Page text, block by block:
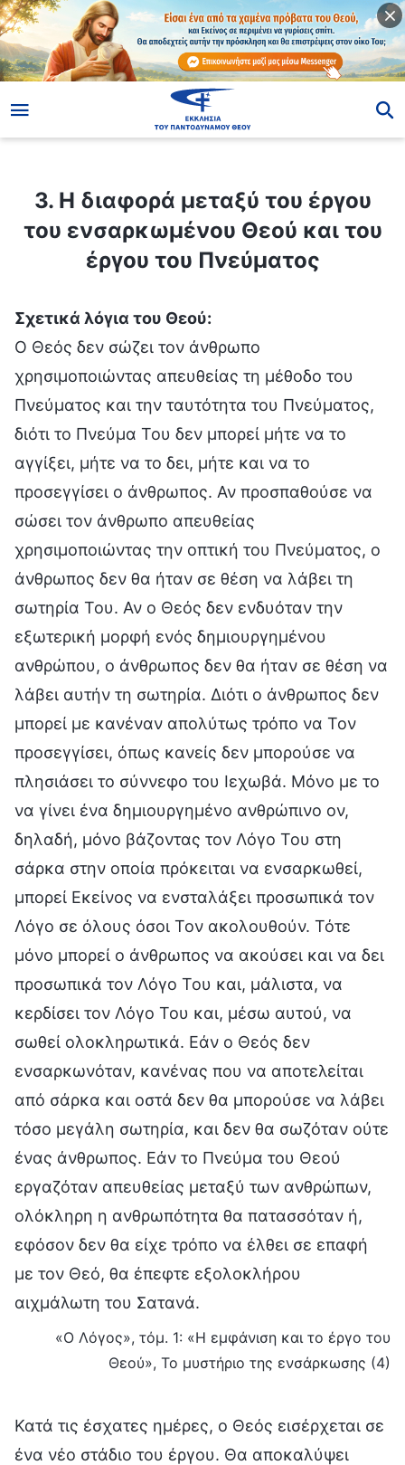
3. Η διαφορά μεταξύ του έργου
του ενσαρκωμένου Θεού και του
έργου του Πνεύματος
Σχετικά λόγια του Θεού:
Ο Θεός δεν σώζει τον άνθρωπο
χρησιμοποιώντας απευθείας τη μέθοδο του
Πνεύματος και την ταυτότητα του Πνεύματος,
διότι το Πνεύμα Του δεν μπορεί μήτε να το
αγγίξει, μήτε να το δει, μήτε και να το
προσεγγίσει ο άνθρωπος. Αν προσπαθούσε να
σώσει τον άνθρωπο απευθείας
χρησιμοποιώντας την οπτική του Πνεύματος, ο
άνθρωπος δεν θα ήταν σε θέση να λάβει τη
σωτηρία Του. Αν ο Θεός δεν ενδυόταν την
εξωτερική μορφή ενός δημιουργημένου
ανθρώπου, ο άνθρωπος δεν θα ήταν σε θέση να
λάβει αυτήν τη σωτηρία. Διότι ο άνθρωπος δεν
μπορεί με κανέναν απολύτως τρόπο να Τον
προσεγγίσει, όπως κανείς δεν μπορούσε να
πλησιάσει το σύννεφο του Ιεχωβά. Μόνο με το
να γίνει ένα δημιουργημένο ανθρώπινο ον,
δηλαδή, μόνο βάζοντας τον Λόγο Του στη
σάρκα στην οποία πρόκειται να ενσαρκωθεί,
μπορεί Εκείνος να ενσταλάξει προσωπικά τον
Λόγο σε όλους όσοι Τον ακολουθούν. Τότε
μόνο μπορεί ο άνθρωπος να ακούσει και να δει
προσωπικά τον Λόγο Του και, μάλιστα, να
κερδίσει τον Λόγο Του και, μέσω αυτού, να
σωθεί ολοκληρωτικά. Εάν ο Θεός δεν
ενσαρκωνόταν, κανένας που να αποτελείται
από σάρκα και οστά δεν θα μπορούσε να λάβει
τόσο μεγάλη σωτηρία, και δεν θα σωζόταν ούτε
ένας άνθρωπος. Εάν το Πνεύμα του Θεού
εργαζόταν απευθείας μεταξύ των ανθρώπων,
ολόκληρη η ανθρωπότητα θα πατασσόταν ή,
εφόσον δεν θα είχε τρόπο να έλθει σε επαφή
με τον Θεό, θα έπεφτε εξολοκλήρου
αιχμάλωτη του Σατανά.
«Ο Λόγος», τόμ. 1: «Η εμφάνιση και το έργο του
Θεού», Το μυστήριο της ενσάρκωσης (4)
Κατά τις έσχατες ημέρες, ο Θεός εισέρχεται σε
ένα νέο στάδιο του έργου. Θα αποκαλύψει